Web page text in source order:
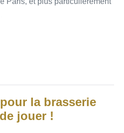
la brasserie
jouer !